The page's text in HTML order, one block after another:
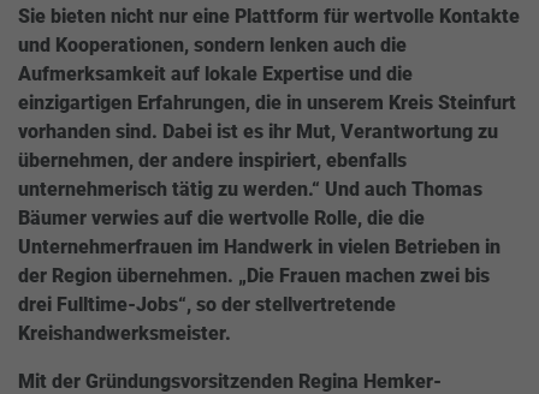
Sie bieten nicht nur eine Plattform für wertvolle Kontakte
und Kooperationen, sondern lenken auch die
Aufmerksamkeit auf lokale Expertise und die
einzigartigen Erfahrungen, die in unserem Kreis Steinfurt
vorhanden sind. Dabei ist es ihr Mut, Verantwortung zu
übernehmen, der andere inspiriert, ebenfalls
unternehmerisch tätig zu werden.“ Und auch Thomas
Bäumer verwies auf die wertvolle Rolle, die die
Unternehmerfrauen im Handwerk in vielen Betrieben in
der Region übernehmen. „Die Frauen machen zwei bis
drei Fulltime-Jobs“, so der stellvertretende
Kreishandwerksmeister.
Mit der Gründungsvorsitzenden Regina Hemker-